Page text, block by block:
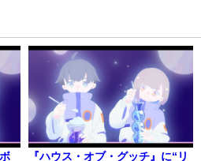
『ハウス・オブ・グッチ』に“リ